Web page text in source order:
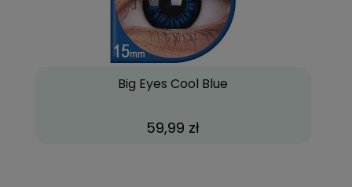
Big Eyes Cool Blue
59,99 zł